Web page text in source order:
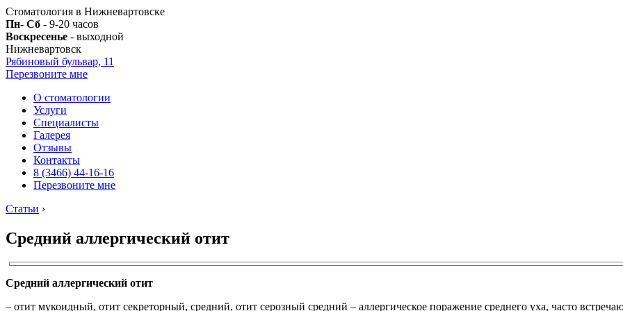
Стоматология в Нижневартовске
Пн- Сб - 9-20 часов
Воскресенье - выходной
Нижневартовск
Рябиновый бульвар, 11
Перезвоните мне
О стоматологии
Услуги
Специалисты
Галерея
Отзывы
Контакты
8 (3466) 44-16-16
Перезвоните мне
Статьи ›
Средний аллергический отит
Средний аллергический отит
– отит мукоидный, отит секреторный, средний, отит серозный средний – аллергическое поражение среднего уха, часто